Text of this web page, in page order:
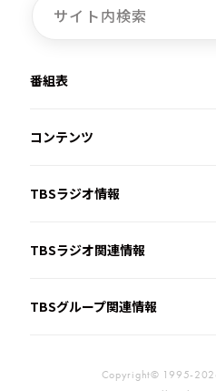
イベント・グッズ
番組表
コンテンツ
TBSラジオ情報
TBSラジオ関連情報
TBSグループ関連情報
Copyright© 1995-